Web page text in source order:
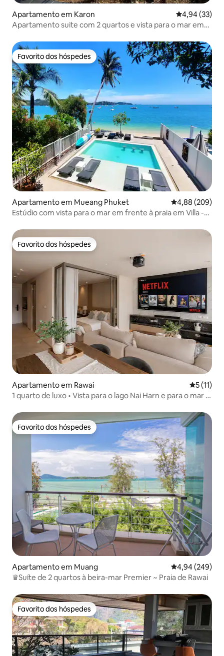
Apartamento em Karon Classificação
4,94 (33)
Apartamento suite com 2 quartos e vista para o mar em
Favorito dos hóspedes
Favorito dos hóspedes
Apartamento em Mueang Phuket Classificação
4,88 (209)
Estúdio com vista para o mar em frente à praia em Villa -
Favorito dos hóspedes
Favorito dos hóspedes
Apartamento em Rawai
5 (11)
1 quarto de luxo • Vista para o lago Nai Harn e para o mar •
Favorito dos hóspedes
Favorito dos hóspedes
Apartamento em Muang Classificação
4,94 (249)
♛Suíte de 2 quartos à beira-mar Premier ~ Praia de Rawai
Favorito dos hóspedes
Favorito dos hóspedes